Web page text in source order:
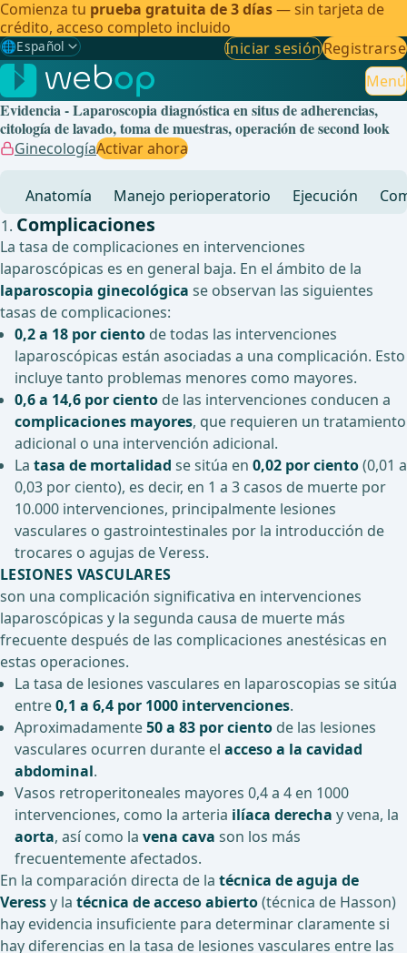
Comienza tu prueba gratuita de 3 días— sin tarjeta de
crédito, acceso completo incluido
🌐Español
Gewählte Sprache: Español
🇩🇪 Alemán
🇬🇧Inglés
🇪🇸Español ✓
🇧🇷Brasileño
Iniciar sesiónRegistrarse
Menú
Evidencia - Laparoscopia diagnóstica en situs de adherencias,
citología de lavado, toma de muestras, operación de second look
GinecologíaActivar ahora
Anatomía Manejo perioperatorio Ejecución
Complicaciones
La tasa de complicaciones en intervenciones
laparoscópicas es en general baja. En el ámbito de la
laparoscopia ginecológica se observan las siguientes
tasas de complicaciones:
0,2 a 18 por ciento de todas las intervenciones
laparoscópicas están asociadas a una complicación. Esto
incluye tanto problemas menores como mayores.
0,6 a 14,6 por ciento de las intervenciones conducen a
complicaciones mayores, que requieren un tratamiento
adicional o una intervención adicional.
La tasa de mortalidad se sitúa en 0,02 por ciento(0,01 a
0,03 por ciento), es decir, en 1 a 3 casos de muerte por
10.000 intervenciones, principalmente lesiones
vasculares o gastrointestinales por la introducción de
trocares o agujas de Veress.
LESIONES VASCULARES
son una complicación significativa en intervenciones
laparoscópicas y la segunda causa de muerte más
frecuente después de las complicaciones anestésicas en
estas operaciones.
La tasa de lesiones vasculares en laparoscopias se sitúa
entre0,1 a 6,4 por 1000 intervenciones.
Aproximadamente50 a 83 por ciento de las lesiones
vasculares ocurren durante el acceso a la cavidad
abdominal.
Vasos retroperitoneales mayores 0,4 a 4 en 1000
intervenciones, como la arteria ilíaca derecha y vena, la
aorta, así como la vena cava son los más
frecuentemente afectados.
En la comparación directa de la técnica de aguja de
Veressy la técnica de acceso abierto(técnica de Hasson)
hay evidencia insuficiente para determinar claramente si
hay diferencias en la tasa de lesiones vasculares entre las